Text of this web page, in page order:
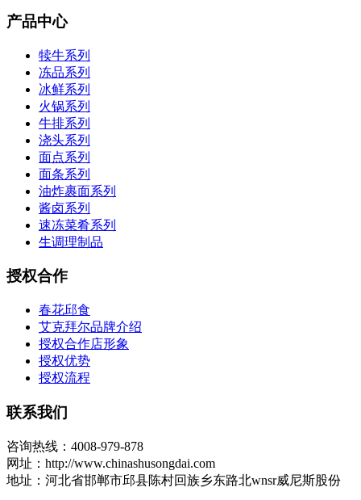
产品中心
犊牛系列
冻品系列
冰鲜系列
火锅系列
牛排系列
浇头系列
面点系列
面条系列
油炸裹面系列
酱卤系列
速冻菜肴系列
生调理制品
授权合作
春花邱食
艾克拜尔品牌介绍
授权合作店形象
授权优势
授权流程
联系我们
咨询热线：4008-979-878
网址：http://www.chinashusongdai.com
地址：河北省邯郸市邱县陈村回族乡东路北wnsr威尼斯股份